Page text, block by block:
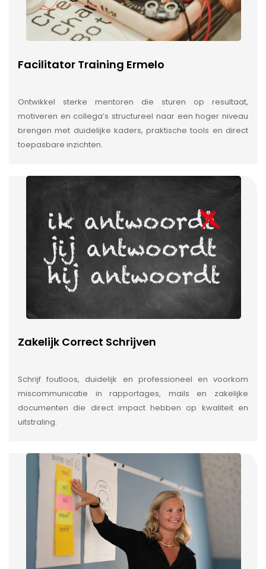
Facilitator Training Ermelo
Ontwikkel sterke mentoren die sturen op resultaat,
motiveren en collega’s structureel naar een hoger niveau
brengen met duidelijke kaders, praktische tools en direct
toepasbare inzichten.
Zakelijk Correct Schrijven
Schrijf foutloos, duidelijk en professioneel en voorkom
miscommunicatie in rapportages, mails en zakelijke
documenten die direct impact hebben op kwaliteit en
uitstraling.